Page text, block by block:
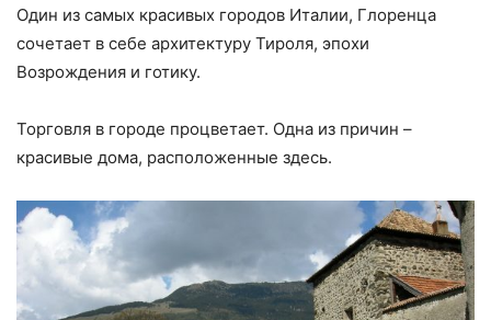
Один из самых красивых городов Италии, Глоренца
сочетает в себе архитектуру Тироля, эпохи
Возрождения и готику.
Торговля в городе процветает. Одна из причин –
красивые дома, расположенные здесь.